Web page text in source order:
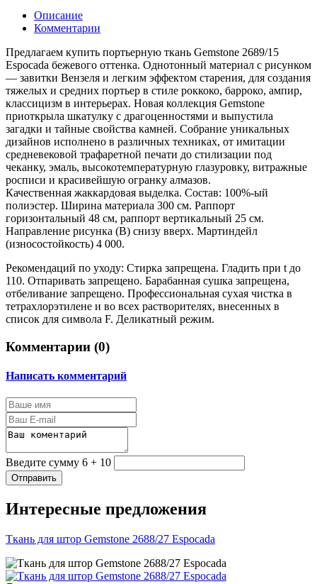
Описание
Комментарии
Предлагаем купить портьерную ткань Gemstone 2689/15
Espocada бежевого оттенка. Однотонный материал с рисунком
— завитки Вензеля и легким эффектом старения, для создания
тяжелых и средних портьер в стиле роккоко, барроко, ампир,
классицизм в интерьерах. Новая коллекция Gemstone
приоткрыла шкатулку с драгоценностями и выпустила
загадки и тайные свойства камней. Собрание уникальных
дизайнов исполнено в различных техниках, от имитации
средневековой трафаретной печати до стилизации под
чеканку, эмаль, высокотемпературную глазуровку, витражные
росписи и красивейшую огранку алмазов.
Качественная жаккардовая выделка. Состав: 100%-ый
полиэстер. Ширина материала 300 см. Раппорт
горизонтальный 48 см, раппорт вертикальный 25 см.
Направление рисунка (В) снизу вверх. Мартиндейл
(износостойкость) 4 000.
Рекомендаций по уходу: Стирка запрещена. Гладить при t до
110. Отпаривать запрещено. Барабанная сушка запрещена,
отбеливание запрещено. Профессиональная сухая чистка в
тетрахлорэтилене и во всех растворителях, внесенных в
список для символа F. Деликатный режим.
Комментарии (0)
Написать комментарий
Введите сумму 6 + 10
Отправить
Интересные предложения
Ткань для штор Gemstone 2688/27 Espocada